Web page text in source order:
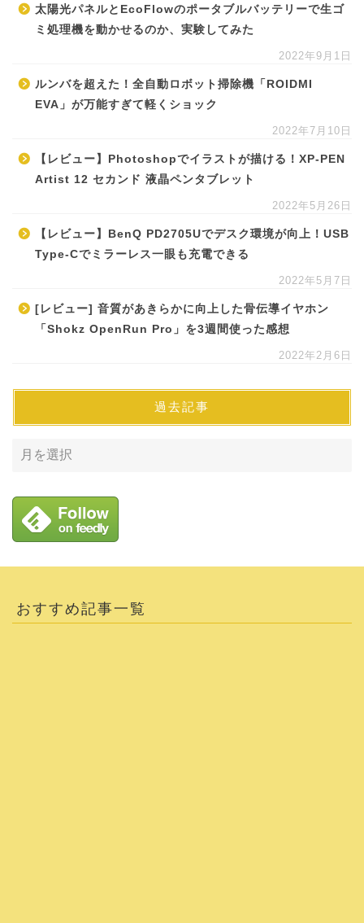
太陽光パネルとEcoFlowのポータブルバッテリーで生ゴ
ミ処理機を動かせるのか、実験してみた
2022年9月1日
ルンバを超えた！全自動ロボット掃除機「ROIDMI
EVA」が万能すぎて軽くショック
2022年7月10日
【レビュー】Photoshopでイラストが描ける！XP-PEN
Artist 12 セカンド 液晶ペンタブレット
2022年5月26日
【レビュー】BenQ PD2705Uでデスク環境が向上！USB
Type-Cでミラーレス一眼も充電できる
2022年5月7日
[レビュー] 音質があきらかに向上した骨伝導イヤホン
「Shokz OpenRun Pro」を3週間使った感想
2022年2月6日
過去記事
おすすめ記事一覧